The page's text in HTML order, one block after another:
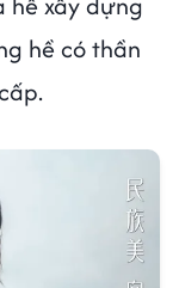
hề có thần